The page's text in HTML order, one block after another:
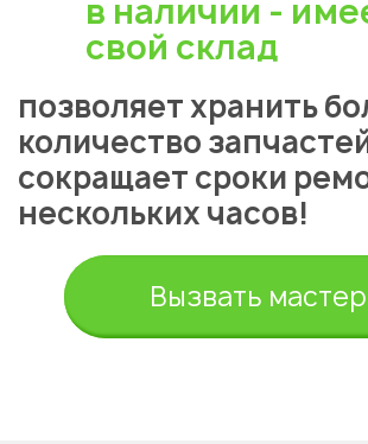
в наличии -
свой склад
позволяет хранить
количество
сокращает сроки
нескольких часов!
Вызвать